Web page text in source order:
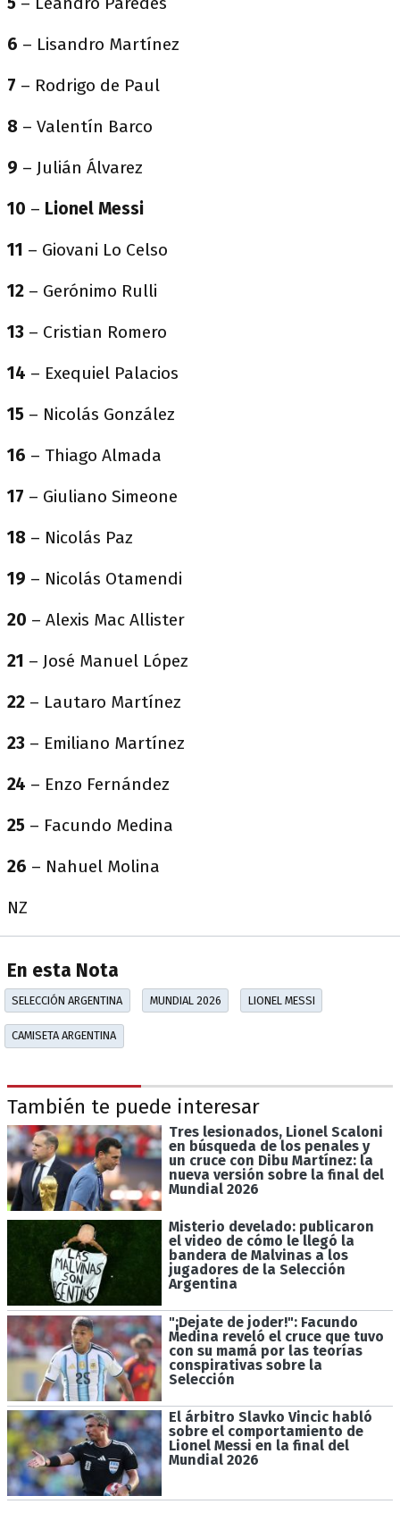
6 – Lisandro Martínez
7 – Rodrigo de Paul
8 – Valentín Barco
9 – Julián Álvarez
10 – Lionel Messi
11 – Giovani Lo Celso
12 – Gerónimo Rulli
13 – Cristian Romero
14 – Exequiel Palacios
15 – Nicolás González
16 – Thiago Almada
17 – Giuliano Simeone
18 – Nicolás Paz
19 – Nicolás Otamendi
20 – Alexis Mac Allister
21 – José Manuel López
22 – Lautaro Martínez
23 – Emiliano Martínez
24 – Enzo Fernández
25 – Facundo Medina
26 – Nahuel Molina
NZ
En esta Nota
SELECCIÓN ARGENTINA MUNDIAL 2026 LIONEL MESSI
CAMISETA ARGENTINA
También te puede interesar
Tres lesionados, Lionel Scaloni
en búsqueda de los penales y
un cruce con Dibu Martínez: la
nueva versión sobre la final del
Mundial 2026
Misterio develado: publicaron
el video de cómo le llegó la
bandera de Malvinas a los
jugadores de la Selección
Argentina
"¡Dejate de joder!": Facundo
Medina reveló el cruce que tuvo
con su mamá por las teorías
conspirativas sobre la
Selección
El árbitro Slavko Vincic habló
sobre el comportamiento de
Lionel Messi en la final del
Mundial 2026